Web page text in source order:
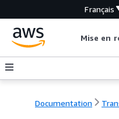
Français
Mise en
Documentation